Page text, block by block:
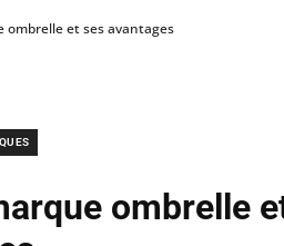
ombrelle et ses avantages
ombrelle